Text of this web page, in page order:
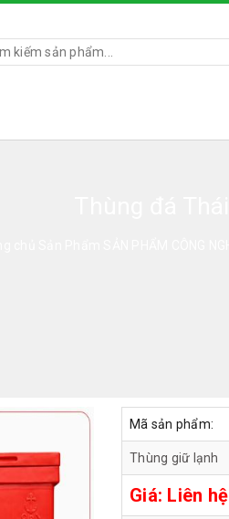
Mã sản phẩm:
Thùng giữ lạnh
Giá: Liên hệ